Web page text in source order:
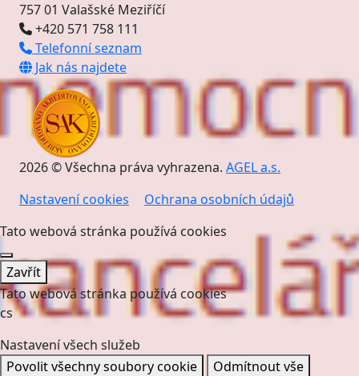
757 01 Valašské Meziříčí
+420 571 758 111
Telefonní seznam
Jak nás najdete
2026 © Všechna práva vyhrazena. AGEL a.s.
Nastavení cookies
Ochrana osobních údajů
Tato webová stránka používá cookies
Zavřít
Tato webová stránka používá cookies
cs
Nastavení všech služeb
Povolit všechny soubory cookie
Odmítnout vše